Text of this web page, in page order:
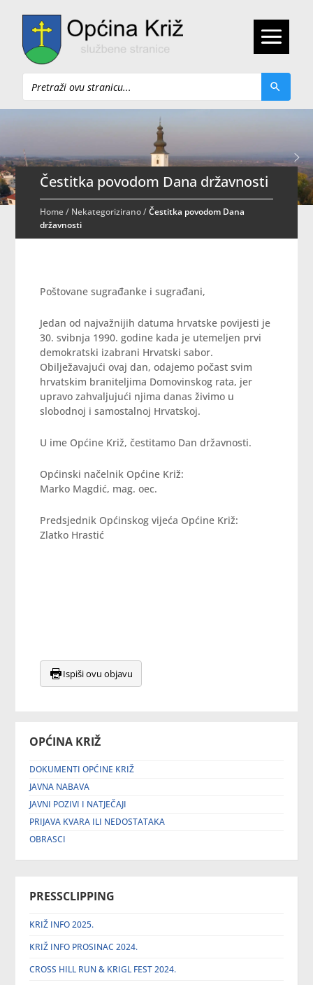
Pretraži
OPĆINA KRIŽ
DOKUMENTI OPĆINE KRIŽ
JAVNA NABAVA
JAVNI POZIVI I NATJEČAJI
PRIJAVA KVARA ILI NEDOSTATAKA
OBRASCI
PRESSCLIPPING
KRIŽ INFO 2025.
KRIŽ INFO PROSINAC 2024.
CROSS HILL RUN & KRIGL FEST 2024.
Čestitka povodom Dana državnosti
Home/ Nekategorizirano/Čestitka povodom Dana
državnosti
Poštovane sugrađanke i sugrađani,
Jedan od najvažnijih datuma hrvatske povijesti je
30. svibnja 1990. godine kada je utemeljen prvi
demokratski izabrani Hrvatski sabor.
Obilježavajući ovaj dan, odajemo počast svim
hrvatskim braniteljima Domovinskog rata, jer
upravo zahvaljujući njima danas živimo u
slobodnoj i samostalnoj Hrvatskoj.
U ime Općine Križ, čestitamo Dan državnosti.
Općinski načelnik Općine Križ:
Marko Magdić, mag. oec.
Predsjednik Općinskog vijeća Općine Križ:
Zlatko Hrastić
Ispiši ovu objavu